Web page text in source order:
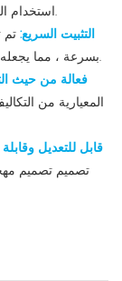
استخدام المساحة في مواقع البناء أو احتياجات الإسكان المؤقتة.
التثبيت السريع: تم
بسرعة ، مما يجعله مثاليًا للإقامة على المدى القصير أو مساكن الطوارئ.
فعالة من حيث
المعيارية من
قابل للتعديل
تصميم تصميم